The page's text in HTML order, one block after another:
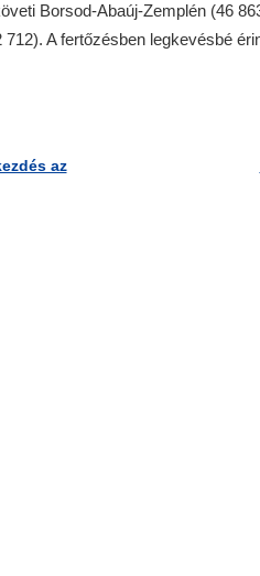
Borsod-Abaúj-Zemplén (46
A fertőzésben legkevésbé
az